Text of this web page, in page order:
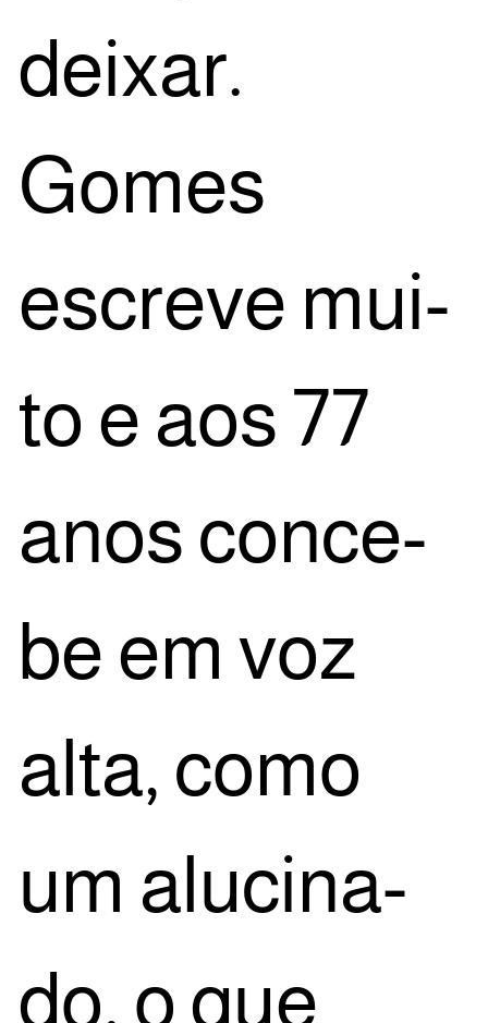
dei­xar.
Gomes
escre­ve mui­
to e aos 77
anos con­ce­
be em voz
alta, como
um alu­ci­na­
do, o que